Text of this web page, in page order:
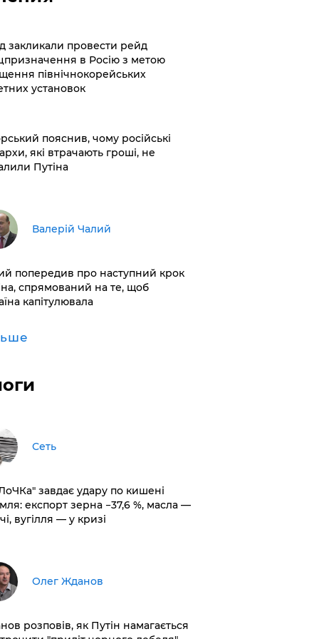
закликали провести рейд
в Росію з метою
північнокорейських
установок
пояснив, чому російські
які втрачають гроші, не
Путіна
Валерій Чалий
попередив про наступний крок
спрямований на те, щоб
капітулювала
Сеть
завдає удару по кишені
експорт зерна −37,6 %, масла —
вугілля — у кризі
Олег Жданов
розповів, як Путін намагається